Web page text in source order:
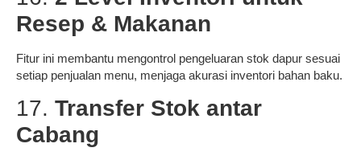
Resep & Makanan
Fitur ini membantu mengontrol pengeluaran stok dapur sesuai
setiap penjualan menu, menjaga akurasi inventori bahan baku.
17. Transfer Stok antar
Cabang